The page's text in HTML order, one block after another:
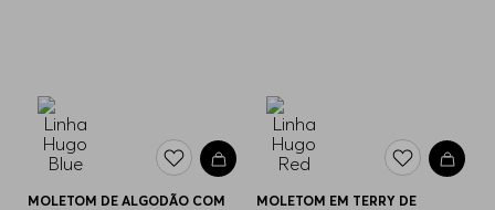
MOLETOM DE ALGODÃO COM
MOLETOM EM TERRY DE